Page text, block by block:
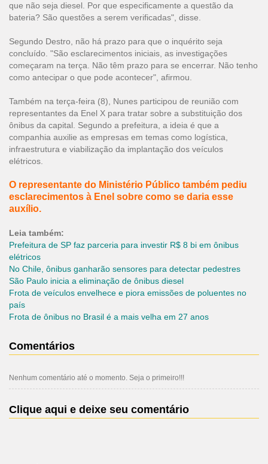
que não seja diesel. Por que especificamente a questão da
bateria? São questões a serem verificadas", disse.
Segundo Destro, não há prazo para que o inquérito seja
concluído. "São esclarecimentos iniciais, as investigações
começaram na terça. Não têm prazo para se encerrar. Não tenho
como antecipar o que pode acontecer", afirmou.
Também na terça-feira (8), Nunes participou de reunião com
representantes da Enel X para tratar sobre a substituição dos
ônibus da capital. Segundo a prefeitura, a ideia é que a
companhia auxilie as empresas em temas como logística,
infraestrutura e viabilização da implantação dos veículos
elétricos.
O representante do Ministério Público também pediu
esclarecimentos à Enel sobre como se daria esse
auxílio.
Leia também:
Prefeitura de SP faz parceria para investir R$ 8 bi em ônibus
elétricos
No Chile, ônibus ganharão sensores para detectar pedestres
São Paulo inicia a eliminação de ônibus diesel
Frota de veículos envelhece e piora emissões de poluentes no
país
Frota de ônibus no Brasil é a mais velha em 27 anos
Comentários
Nenhum comentário até o momento. Seja o primeiro!!!
Clique aqui e deixe seu comentário